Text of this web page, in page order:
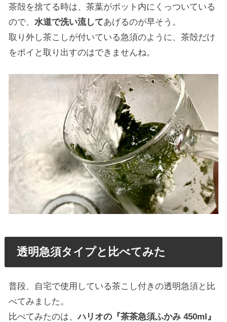
茶殻を捨てる時は、茶葉がポット内にくっついている
ので、水道で洗い流してあげるのが早そう。
取り外し茶こしが付いている急須のように、茶殻だけ
をポイと取り出すのはできませんね。
透明急須タイプと比べてみた
普段、自宅で使用している茶こし付きの透明急須と比
べてみました。
比べてみたのは、ハリオの『茶茶急須ふかみ 450ml』